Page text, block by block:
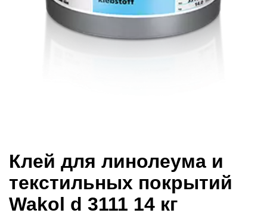
Клей для линолеума и
текстильных покрытий
Wakol d 3111 14 кг